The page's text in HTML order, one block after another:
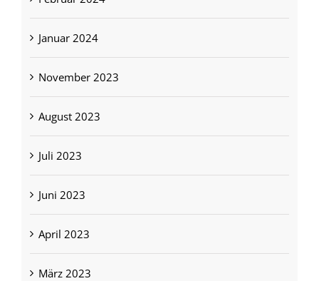
Januar 2024
November 2023
August 2023
Juli 2023
Juni 2023
April 2023
März 2023